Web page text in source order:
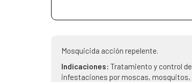
Mosquicida acción repelente.
Indicaciones:Tratamiento y control de
infestaciones por moscas, mosquitos,